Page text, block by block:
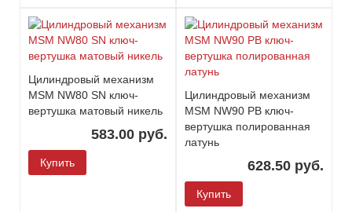
Цилиндровый механизм
MSM NW80 SN ключ-
вертушка матовый никель
583.00 руб.
Купить
Цилиндровый механизм
MSM NW90 PB ключ-
вертушка полированная
латунь
628.50 руб.
Купить